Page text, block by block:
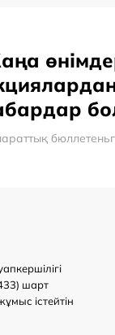
шарт
істейтін